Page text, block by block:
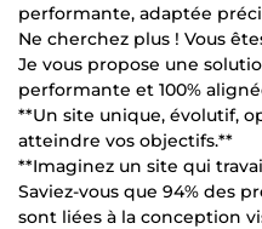
performante, adaptée
Ne cherchez plus ! Vous
Je vous propose une
performante et 100%
**Un site unique, évolutif,
atteindre vos objectifs.**
**Imaginez un site qui
Saviez-vous que 94% des
sont liées à la conception